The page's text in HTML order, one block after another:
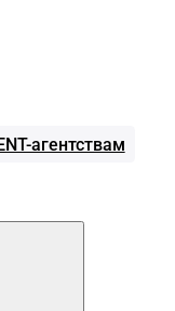
агентствам